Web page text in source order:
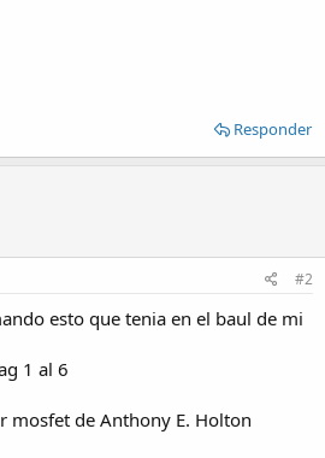
Responder
#2
esto que tenia en el baul de mi
1 al 6
mosfet de Anthony E. Holton